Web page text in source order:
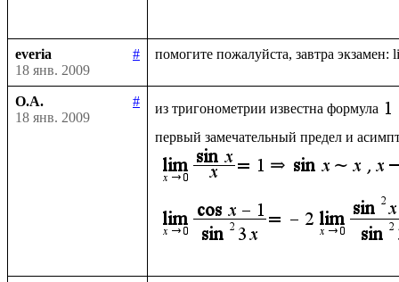
everia
#
18 янв. 2009
О.А.
#
18 янв. 2009
из тригонометрии известна формула
первый замечательный предел и